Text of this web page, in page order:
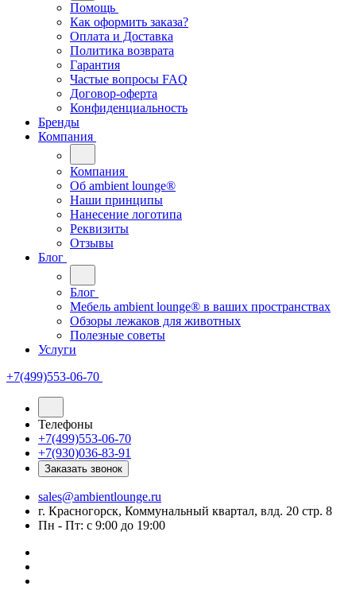
Помощь
Как оформить заказа?
Оплата и Доставка
Политика возврата
Гарантия
Частые вопросы FAQ
Договор-оферта
Конфиденциальность
Бренды
Компания
Компания
Oб ambient lounge®
Наши принципы
Нанесение логотипа
Реквизиты
Отзывы
Блог
Блог
Мебель ambient lounge® в ваших пространствах
Обзоры лежаков для животных
Полезные советы
Услуги
+7(499)553-06-70
Телефоны
+7(499)553-06-70
+7(930)036-83-91
Заказать звонок
sales@ambientlounge.ru
г. Красногорск, Коммунальный квартал, влд. 20 стр. 8
Пн - Пт: с 9:00 до 19:00